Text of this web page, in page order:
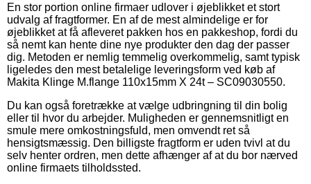
En stor portion online firmaer udlover i øjeblikket et stort
udvalg af fragtformer. En af de mest almindelige er for
øjeblikket at få afleveret pakken hos en pakkeshop, fordi du
så nemt kan hente dine nye produkter den dag der passer
dig. Metoden er nemlig temmelig overkommelig, samt typisk
ligeledes den mest betalelige leveringsform ved køb af
Makita Klinge M.flange 110x15mm X 24t – SC09030550.
Du kan også foretrække at vælge udbringning til din bolig
eller til hvor du arbejder. Muligheden er gennemsnitligt en
smule mere omkostningsfuld, men omvendt ret så
hensigtsmæssig. Den billigste fragtform er uden tvivl at du
selv henter ordren, men dette afhænger af at du bor nærved
online firmaets tilholdssted.